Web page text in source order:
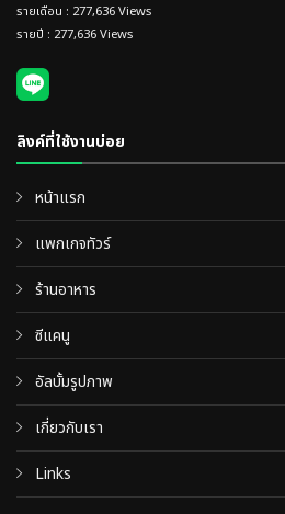
รายเดือน : 277,636 Views
รายปี : 277,636 Views
ลิงค์ที่ใช้งานบ่อย
หน้าแรก
แพกเกจทัวร์
ร้านอาหาร
ซีแคนู
อัลบั้มรูปภาพ
เกี่ยวกับเรา
Links